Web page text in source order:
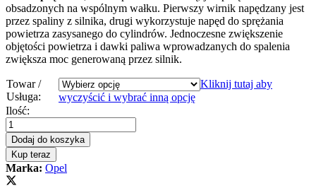
obsadzonych na wspólnym wałku. Pierwszy wirnik napędzany jest
przez spaliny z silnika, drugi wykorzystuje napęd do sprężania
powietrza zasysanego do cylindrów. Jednoczesne zwiększenie
objętości powietrza i dawki paliwa wprowadzanych do spalenia
zwiększa moc generowaną przez silnik.
Towar /
Usługa:
Kliknij tutaj aby
wyczyścić i wybrać inną opcję
Turbosprężarka
turbina
Opel
Astra
H
2.0
Ilość:
Dodaj do koszyka
Kup teraz
Marka: Opel